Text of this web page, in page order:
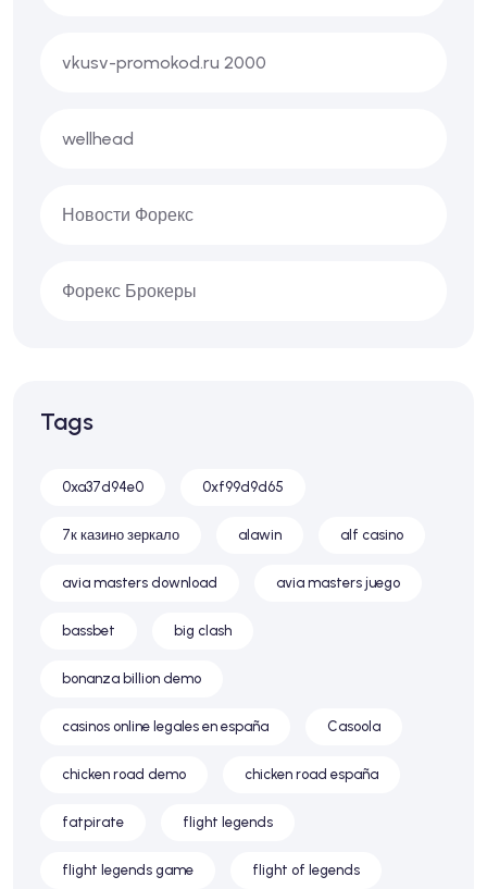
vkusv-promokod.ru 2000
wellhead
Новости Форекс
Форекс Брокеры
Tags
0xa37d94e0 0xf99d9d65
7к казино зеркало alawin alf casino
avia masters download avia masters juego
bassbet big clash
bonanza billion demo
casinos online legales en españa Casoola
chicken road demo chicken road españa
fatpirate flight legends
flight legends game flight of legends